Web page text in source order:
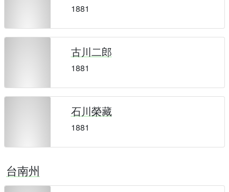
1881
古川二郎
1881
石川榮藏
1881
台南州